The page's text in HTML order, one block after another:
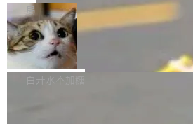
张CT影像上完成像素级精细分割，让系统
新功能 macOS：在 Connect/Share 按钮
通过 AirDop 共享书籍的功能 Content
支持可向服务器后端添加新端点的插件
k：Compress images：添加将 GIF 图
JPEG/WebP 的选项 ToC Editor：添加
ube 视频，标题是"SwiftUI 七年后：一个
故事"。视频核心观点很简单：SwiftUI 发
了，仍然像一个永久公测版。 Manshin
流、布局系统、API 稳定性、性能、跨平
维度逐一批判了 SwiftUI。最让人印象深
局
DBeaver 26.1.4 发布
DBeaver 是一个免费开源的通用数据库
用于开发人员和数据库管理员。DBeaver
白开水不加糖